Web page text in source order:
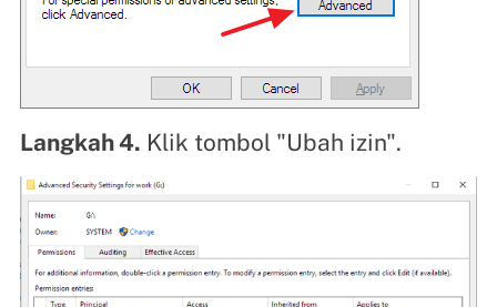
Langkah 4. Klik tombol "Ubah izin".